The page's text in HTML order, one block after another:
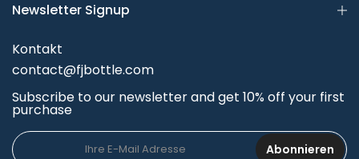
Newsletter Signup
Kontakt
contact@fjbottle.com
Subscribe to our newsletter and get 10% off your first
purchase
Abonnieren